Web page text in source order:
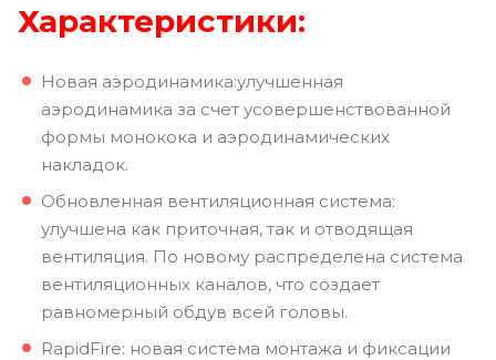
Характеристики:
Новая аэродинамика:улучшенная
аэродинамика за счет усовершенствованной
формы монокока и аэродинамических
накладок.
Обновленная вентиляционная система:
улучшена как приточная, так и отводящая
вентиляция. По новому распределена система
вентиляционных каналов, что создает
равномерный обдув всей головы.
RapidFire: новая система монтажа и фиксации